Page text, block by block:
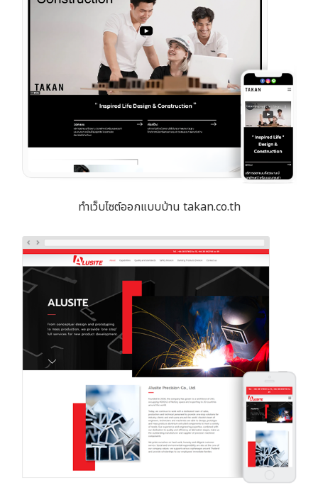
ทำเว็บไซต์ออกแบบบ้าน takan.co.th